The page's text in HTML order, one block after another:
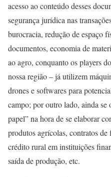
acesso ao conteúdo desses
segurança jurídica nas
burocracia, redução de espaço
documentos, economia de
ao agro, conquanto os players
nossa região – já utilizem
drones e softwares para
campo; por outro lado, ainda se
papel” na hora de se elaborar
produtos agrícolas, contratos
crédito rural em instituições
saída de produção, etc.